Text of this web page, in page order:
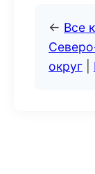
← Все
округ